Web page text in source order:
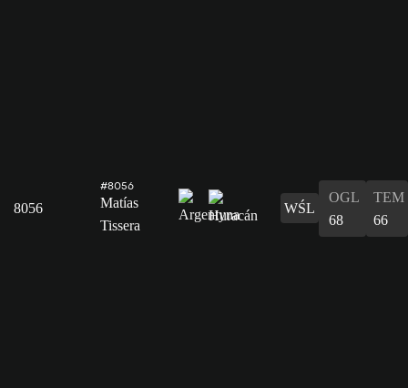
8056
#8056
Matías
Tissera
WŚL
OGL
68
TEM
66